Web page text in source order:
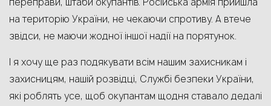
на територію України, не чекаючи спротиву. А втече
звідси, не маючи жодної іншої надії на порятунок.
І я хочу ще раз подякувати всім нашим захисникам і
захисницям, нашій розвідці, Службі безпеки України,
які роблять усе, щоб окупантам щодня ставало дедалі